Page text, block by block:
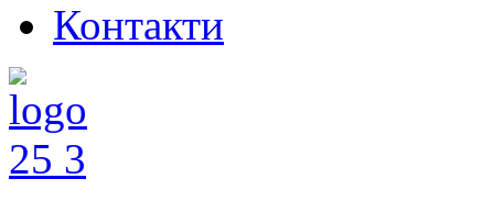
Контакти